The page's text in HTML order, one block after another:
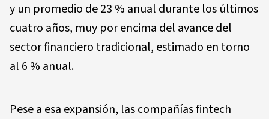
y un promedio de 23 % anual durante los últimos
cuatro años, muy por encima del avance del
sector financiero tradicional, estimado en torno
al 6 % anual.
Pese a esa expansión, las compañías fintech